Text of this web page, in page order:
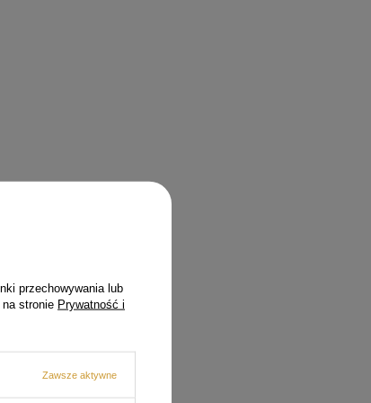
przechowywania lub
stronie Prywatność i
Zawsze aktywne